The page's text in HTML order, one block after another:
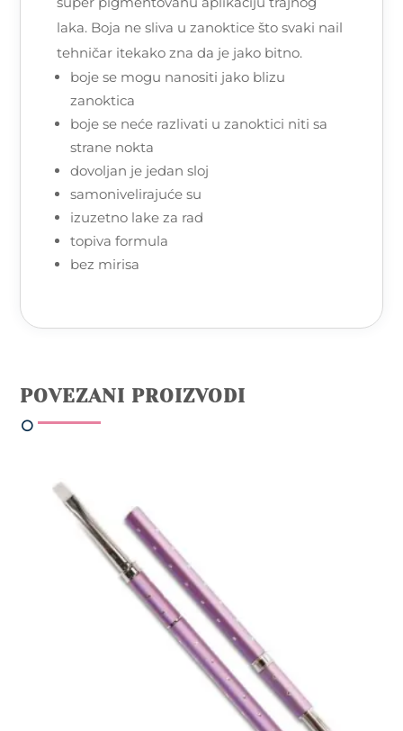
laka. Boja ne sliva u zanoktice što svaki nail
tehničar itekako zna da je jako bitno.
boje se mogu nanositi jako blizu
zanoktica
boje se neće razlivati u zanoktici niti sa
strane nokta
dovoljan je jedan sloj
samonivelirajuće su
izuzetno lake za rad
topiva formula
bez mirisa
POVEZANI PROIZVODI